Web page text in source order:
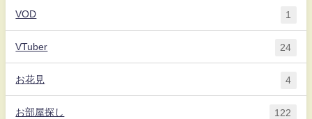
VOD 1
VTuber 24
お花見 4
お部屋探し 122